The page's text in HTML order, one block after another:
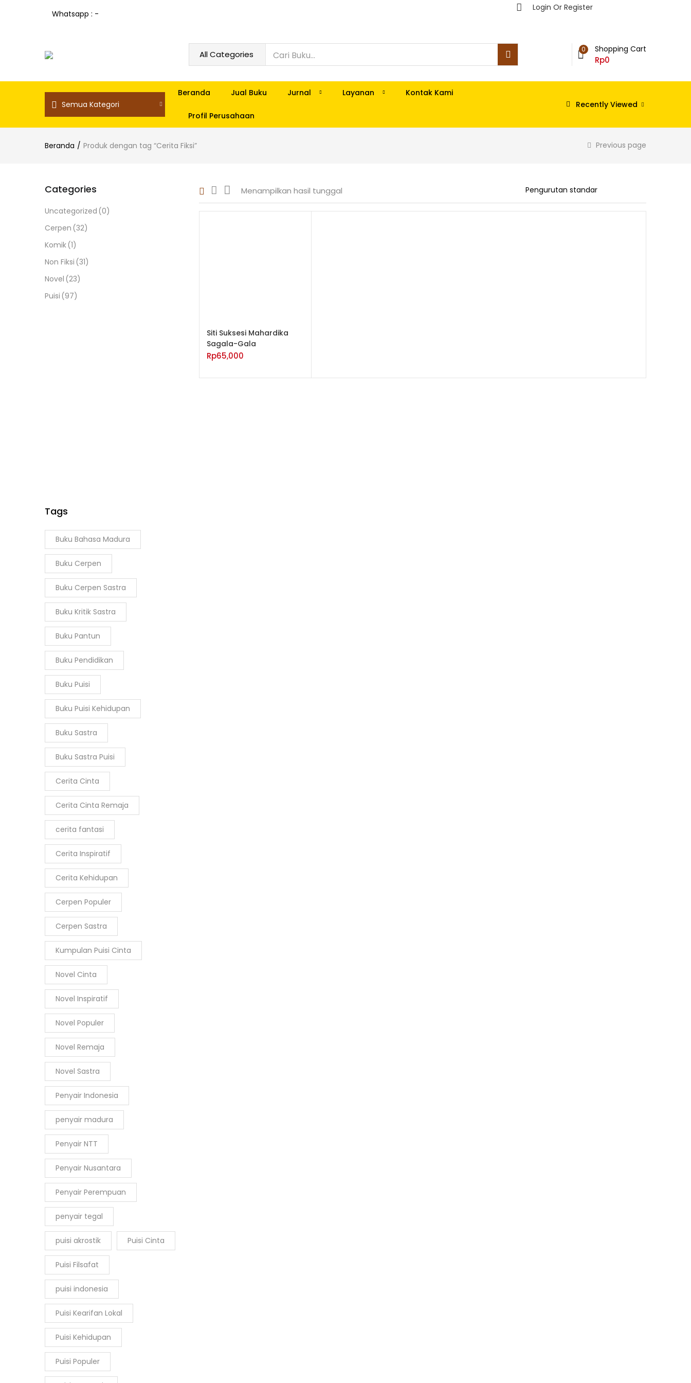
Whatsapp : -
Login Or Register
0 Shopping Cart
Rp0
Semua Kategori
Beranda Jual Buku Jurnal Layanan Kontak Kami
Profil Perusahaan
Recently Viewed
Beranda Produk dengan tag “Cerita Fiksi” Previous page
Menampilkan hasil tunggal
Siti Suksesi Mahardika
Sagala-Gala
Rp65,000
Categories
Uncategorized (0)
Cerpen (32)
Komik(1)
Non Fiksi (31)
Novel (23)
Puisi (97)
Tags
Buku Bahasa Madura
Buku Cerpen
Buku Cerpen Sastra
Buku Kritik Sastra
Buku Pantun
Buku Pendidikan
Buku Puisi
Buku Puisi Kehidupan
Buku Sastra
Buku Sastra Puisi
Cerita Cinta
Cerita Cinta Remaja
cerita fantasi
Cerita Inspiratif
Cerita Kehidupan
Cerpen Populer
Cerpen Sastra
Kumpulan Puisi Cinta
Novel Cinta
Novel Inspiratif
Novel Populer
Novel Remaja
Novel Sastra
Penyair Indonesia
penyair madura
Penyair NTT
Penyair Nusantara
Penyair Perempuan
penyair tegal
puisi akrostik Puisi Cinta
Puisi Filsafat
puisi indonesia
Puisi Kearifan Lokal
Puisi Kehidupan
Puisi Populer